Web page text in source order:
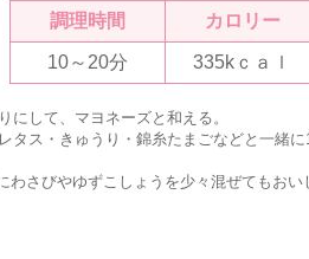
調理時間 カロリー
10～20分 335kｃａｌ
して、マヨネーズと和える。
ス・きゅうり・錦糸たまごなどと一緒に
わさびやゆずこしょうを少々混ぜてもおい